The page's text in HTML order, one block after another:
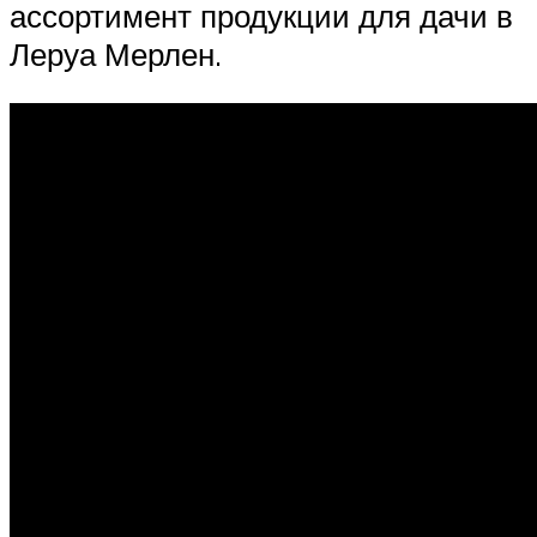
ассортимент продукции для дачи в
Леруа Мерлен.